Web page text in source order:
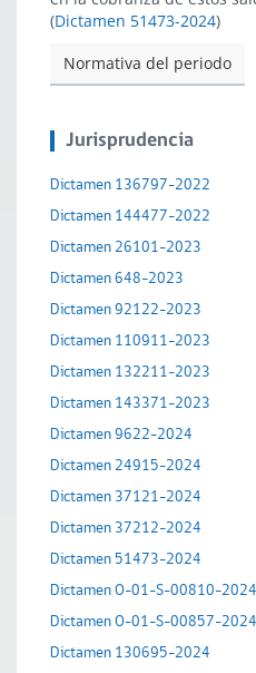
(Dictamen 51473-2024)
Normativa del periodo
Jurisprudencia
Dictamen 136797-2022
Dictamen 144477-2022
Dictamen 26101-2023
Dictamen 648-2023
Dictamen 92122-2023
Dictamen 110911-2023
Dictamen 132211-2023
Dictamen 143371-2023
Dictamen 9622-2024
Dictamen 24915-2024
Dictamen 37121-2024
Dictamen 37212-2024
Dictamen 51473-2024
Dictamen O-01-S-00810-2024
Dictamen O-01-S-00857-2024
Dictamen 130695-2024